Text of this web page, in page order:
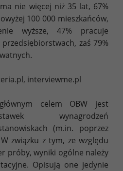
nie więcej niż 35 lat, 67%
100 000 mieszkańców,
wyższe, 47% pracuje
zaś 79%
interviewme.pl
celem OBW jest
wynagrodzeń
(m.in. poprzez
W związku z tym, ze względu
próby, wyniki ogólne należy
Opisują one jedynie